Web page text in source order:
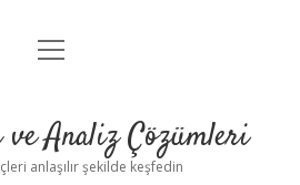
Anasayfa
Yasal Uyarı
menüyü
Analiz Çözümleri
anlaşılır şekilde keşfedin